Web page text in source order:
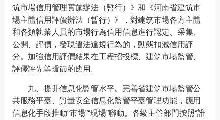
筑市場信用管理實施辦法（暫行）》和《河南省建筑市
場主體信用評價辦法（暫行）》，對建筑市場各方主體
和各類執業人員的市場行為信用信息進行認定、采集、
公開、評價，發現違法違規行為的，動態扣減信用評
分。加強信用評價結果在工程招投標、建筑市場監管、
評優評先等環節的應用。
九、提升信息化監管水平。完善省建筑市場監管公
共服務平臺、質量安全信息化監管平臺管理功能，應用
信息化手段推動“市場”“現場”聯動。各級主管部門按照“誰